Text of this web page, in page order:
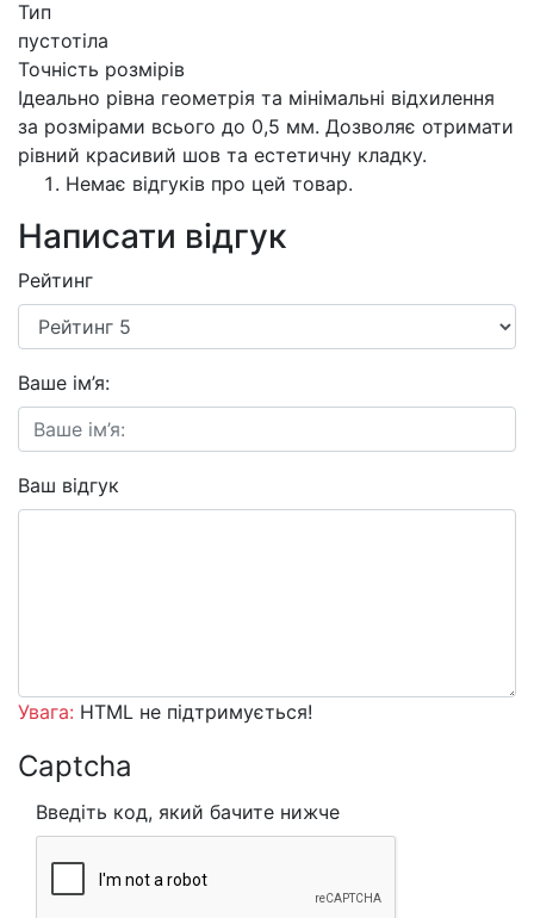
Тип
пустотіла
Точність розмірів
Ідеально рівна геометрія та мінімальні відхилення
за розмірами всього до 0,5 мм. Дозволяє отримати
рівний красивий шов та естетичну кладку.
Немає відгуків про цей товар.
Написати відгук
Рейтинг
Ваше ім’я:
Ваш відгук
Увага: HTML не підтримується!
Captcha
Введіть код, який бачите нижче